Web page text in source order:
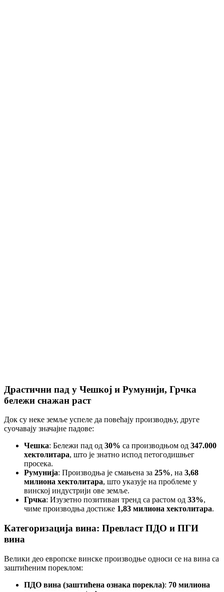
Драстични пад у Чешкој и Румунији, Грчка
бележи снажан раст
Док су неке земље успеле да повећају производњу, друге
суочавају значајне падове:
Чешка: Бележи пад од 30% са производњом од 347.000
хектолитара, што је знатно испод петогодишњег
просека.
Румунија: Производња је смањена за 25%, на 3,68
милиона хектолитара, што указује на проблеме у
винској индустрији ове земље.
Грчка: Изузетно позитиван тренд са растом од 33%,
чиме производња достиже 1,83 милиона хектолитара.
Категоризација вина: Превласт ПДО и ПГИ
вина
Велики део европске винске производње односи се на вина са
заштићеним пореклом:
ПДО вина (заштићена ознака порекла): 70 милиона